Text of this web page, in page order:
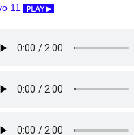
11